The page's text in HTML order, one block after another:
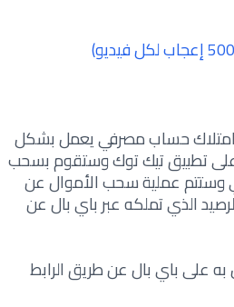
حساب مصرفي يعمل بشكل
تطبيق تيك توك وستقوم بسحب
وستتم عملية سحب الأموال عن
الذي تملكه عبر باي بال عن
على باي بال عن طريق الرابط